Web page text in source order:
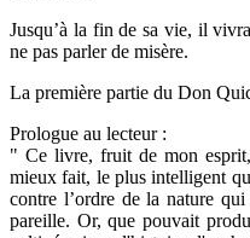
Jusqu’à la fin de sa vie, il
ne pas parler de misère.
La première partie du Don
Prologue au lecteur :
" Ce livre, fruit de mon
mieux fait, le plus intelligent
contre l’ordre de la nature
pareille. Or, que pouvait